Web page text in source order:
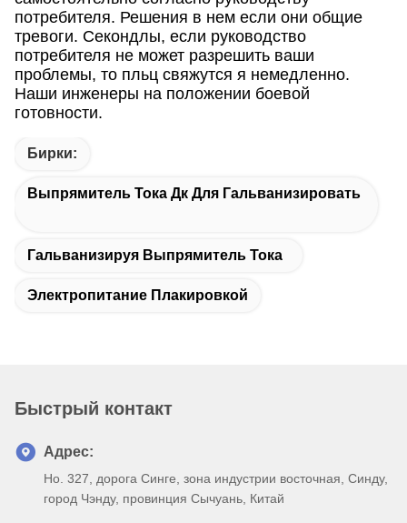
потребителя. Решения в нем если они общие
тревоги. Секондлы, если руководство
потребителя не может разрешить ваши
проблемы, то пльц свяжутся я немедленно.
Наши инженеры на положении боевой
готовности.
Бирки:
Выпрямитель Тока Дк Для Гальванизировать
Гальванизируя Выпрямитель Тока
Электропитание Плакировкой
Быстрый контакт
Адрес:
Но. 327, дорога Синге, зона индустрии восточная, Синду,
город Чэнду, провинция Сычуань, Китай